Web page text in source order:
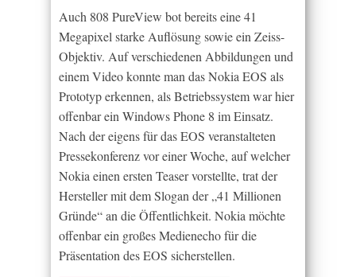
Auch 808 PureView bot bereits eine 41
Megapixel starke Auflösung sowie ein Zeiss-
Objektiv. Auf verschiedenen Abbildungen und
einem Video konnte man das Nokia EOS als
Prototyp erkennen, als Betriebssystem war hier
offenbar ein Windows Phone 8 im Einsatz.
Nach der eigens für das EOS veranstalteten
Pressekonferenz vor einer Woche, auf welcher
Nokia einen ersten Teaser vorstellte, trat der
Hersteller mit dem Slogan der „41 Millionen
Gründe“ an die Öffentlichkeit. Nokia möchte
offenbar ein großes Medienecho für die
Präsentation des EOS sicherstellen.